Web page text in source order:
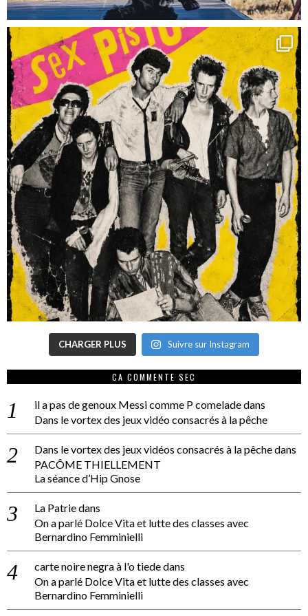
CHARGER PLUS Suivre sur Instagram
CA COMMENTE SEC
il a pas de genoux Messi comme P comeladedans
Dans le vortex des jeux vidéo consacrés à la pêche
Dans le vortex des jeux vidéos consacrés à la pêchedans
PACÔME THIELLEMENT
La séance d’Hip Gnose
La Patriedans
On a parlé Dolce Vita et lutte des classes avec
Bernardino Femminielli
carte noire negra à l'o tiededans
On a parlé Dolce Vita et lutte des classes avec
Bernardino Femminielli